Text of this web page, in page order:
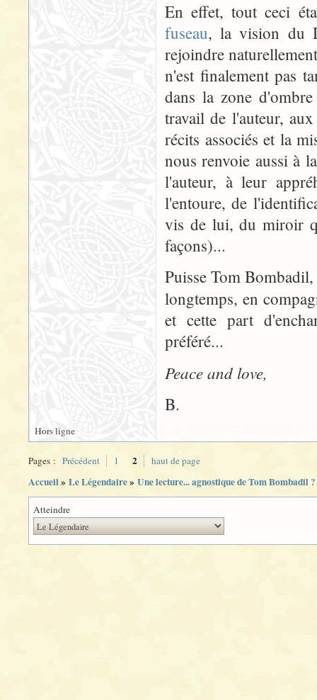
En effet, tout ceci
fuseau, la vision du
rejoindre
n'est finalement pas
dans la zone
travail de l'auteur,
récits associés et la
nous renvoie aussi à
l'auteur, à leur
l'entoure, de
vis de lui, du miroir
façons)...
Puisse Tom
longtemps, en
et cette part
préféré...
Peace and love,
B.
Hors ligne
Pages : Précédent 1 2 haut de page
Accueil» Le Légendaire» Une lecture... agnostique de Tom Bombadil ?
Atteindre